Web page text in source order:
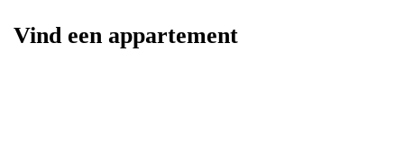
Vind een appartement